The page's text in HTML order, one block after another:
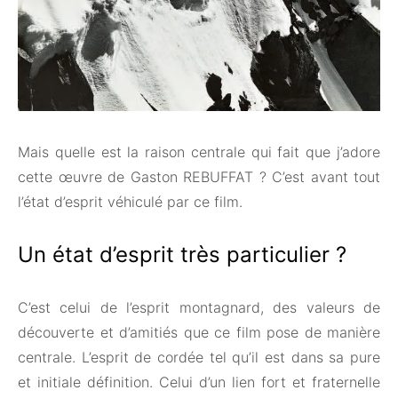
Mais quelle est la raison centrale qui fait que j’adore
cette œuvre de Gaston REBUFFAT ? C’est avant tout
l’état d’esprit véhiculé par ce film.
Un état d’esprit très particulier ?
C’est celui de l’esprit montagnard, des valeurs de
découverte et d’amitiés que ce film pose de manière
centrale. L’esprit de cordée tel qu’il est dans sa pure
et initiale définition. Celui d’un lien fort et fraternelle